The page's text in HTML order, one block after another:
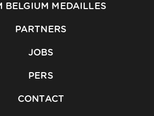
BELGIUM MEDAILLES
PARTNERS
JOBS
PERS
CONTACT